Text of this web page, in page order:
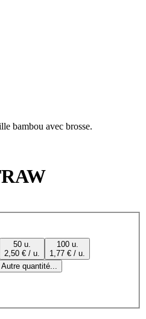
bambou avec brosse.
50 u.
2,50 € / u.
100 u.
1,77 € / u.
Autre quantité...